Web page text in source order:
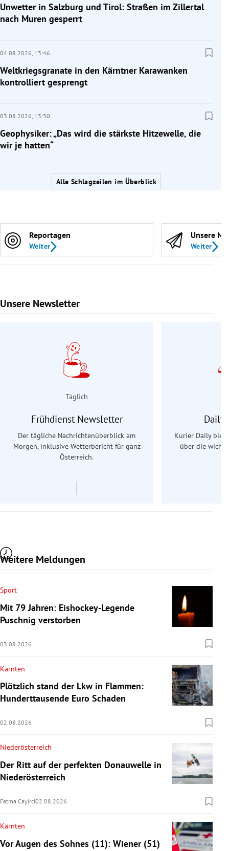
Unwetter in Salzburg und Tirol: Straßen im Zillertal
nach Muren gesperrt
04.08.2026, 13:46
Weltkriegsgranate in den Kärntner Karawanken
kontrolliert gesprengt
03.08.2026, 13:30
Geophysiker: „Das wird die stärkste Hitzewelle, die
wir je hatten“
Alle Schlagzeilen im Überblick
Reportagen
Weiter
Unsere
Weiter
Unsere Newsletter
Slide 1 von 9
Täglich
Frühdienst Newsletter
Der tägliche Nachrichtenüberblick am
Morgen, inklusive Wetterbericht für ganz
Österreich.
Daily
Kurier Daily
über die
Weitere Meldungen
Sport
Mit 79 Jahren: Eishockey-Legende
Puschnig verstorben
03.08.2026
Kärnten
Plötzlich stand der Lkw in Flammen:
Hunderttausende Euro Schaden
02.08.2026
Niederösterreich
Der Ritt auf der perfekten Donauwelle in
Niederösterreich
Fatma Cayirci02.08.2026
Kärnten
Vor Augen des Sohnes (11): Wiener (51)